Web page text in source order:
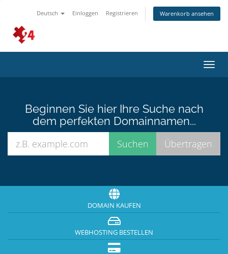
Deutsch Einloggen Registrieren Warenkorb ansehen
ein-/
Beginnen Sie hier Ihre Suche nach
dem perfekten Domainnamen...
DOMAIN KAUFEN
WEBHOSTING BESTELLEN